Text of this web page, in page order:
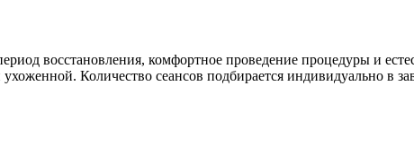
восстановления, комфортное проведение процедуры и
Количество сеансов подбирается индивидуально в